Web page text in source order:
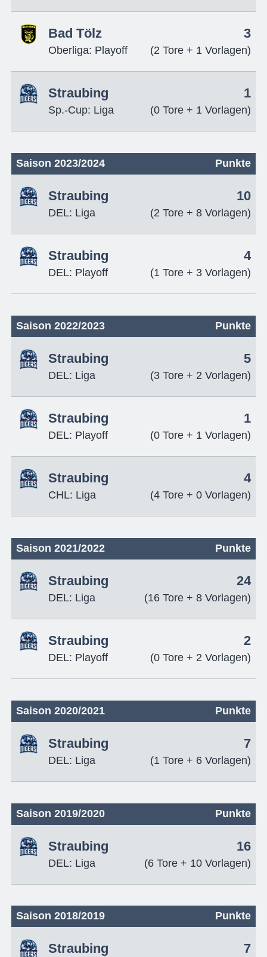
Bad Tölz
Oberliga: Playoff
3
(2 Tore + 1 Vorlagen)
Straubing
Sp.-Cup: Liga
1
(0 Tore + 1 Vorlagen)
Saison 2023/2024 Punkte
Straubing
DEL: Liga
10
(2 Tore + 8 Vorlagen)
Straubing
DEL: Playoff
4
(1 Tore + 3 Vorlagen)
Saison 2022/2023 Punkte
Straubing
DEL: Liga
5
(3 Tore + 2 Vorlagen)
Straubing
DEL: Playoff
1
(0 Tore + 1 Vorlagen)
Straubing
CHL: Liga
4
(4 Tore + 0 Vorlagen)
Saison 2021/2022 Punkte
Straubing
DEL: Liga
24
(16 Tore + 8 Vorlagen)
Straubing
DEL: Playoff
2
(0 Tore + 2 Vorlagen)
Saison 2020/2021 Punkte
Straubing
DEL: Liga
7
(1 Tore + 6 Vorlagen)
Saison 2019/2020 Punkte
Straubing
DEL: Liga
16
(6 Tore + 10 Vorlagen)
Saison 2018/2019 Punkte
Straubing 7